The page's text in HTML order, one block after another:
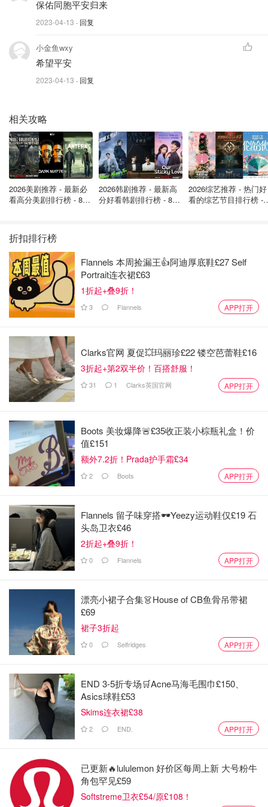
黑色裤子、黑灰色的靴子，背着一个黑色的背包。
图片来自scotland.police.uk，版权属于原作者
在Zekun Zhang失踪后，Lochaber Mountain搜救团队的12
名成员，以及6名警察开始进行搜救，但在没有发现踪迹
后，搜救于周二晚间暂停了一夜，周三日间搜救人员又对其
路线进行重新搜救，仍然没有发现他的踪迹。
Lochaber MRT 领导人发言称：本尼维斯山在夜间下了雪，
风寒会使温度降至-8℃，虽然搜救的希望正在变小，但他们
会在周四早间再次考虑做什么。
图片来自@scottishdailyexpress，版权属于原作者
最后，再次呼吁任何在周二至周四期间走过相似登山路线的
任何人，在有任何信息的情况下拨打101报警，并引用事件
编号2343。（
详情链接）
保佑同胞平安归来
2023-04-13 · 回复
小金鱼wxy
希望平安
2023-04-13 · 回复
相关攻略
2026美剧推荐 - 最新必
看高分美剧排行榜 - 8月
2026韩剧推荐 - 最新高
分好看韩剧排行榜 - 8月
2026综艺推荐 - 热门好
看的综艺节目排行榜 -
折扣排行榜
Flannels 本周捡漏王👍阿迪厚底鞋£27 Self
Portrait连衣裙£63
1折起+叠9折！
3 Flannels APP打开
Clarks官网 夏促💥玛丽珍£22 镂空芭蕾鞋£16
3折起+第2双半价！百搭舒服！
31 1 Clarks英国官网 APP打开
Boots 美妆爆降🚨£35收正装小棕瓶礼盒！价
值£151
额外7.2折！Prada护手霜£34
2 Boots APP打开
Flannels 留子味穿搭🕶️Yeezy运动鞋仅£19 石
头岛卫衣£46
2折起+叠9折！
0 Flannels APP打开
漂亮小裙子合集👗House of CB鱼骨吊带裙
£69
裙子3折起
0 Selfridges APP打开
END 3-5折专场🛒Acne马海毛围巾£150、
Asics球鞋£53
Skims连衣裙£38
2 END. APP打开
已更新🔥lululemon 好价区每周上新 大号粉牛
角包罕见£59
Softstreme卫衣£54/原£108！